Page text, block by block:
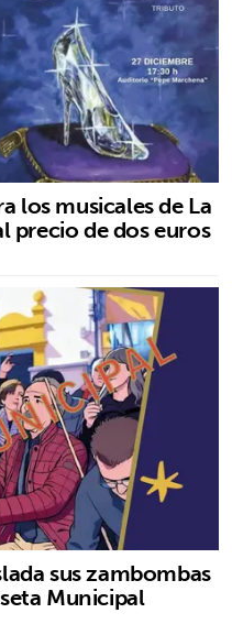
los musicales de La
precio de dos euros
sus zambombas
Municipal